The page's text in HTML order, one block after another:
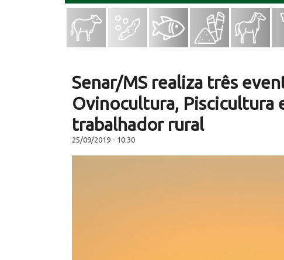
Senar/MS realiza três
Ovinocultura, Piscicultura
trabalhador rural
25/09/2019 - 10:30